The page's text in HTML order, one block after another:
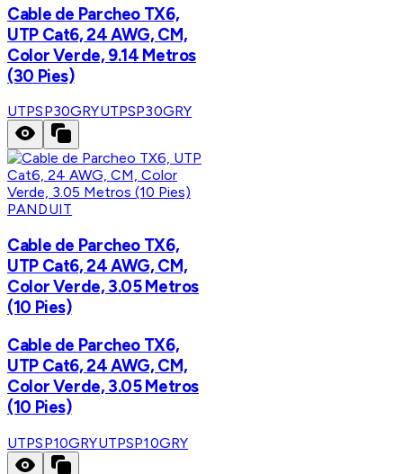
Cable de Parcheo TX6,
UTP Cat6, 24 AWG, CM,
Color Verde, 9.14 Metros
(30 Pies)
UTPSP30GRYUTPSP30GRY
PANDUIT
Cable de Parcheo TX6,
UTP Cat6, 24 AWG, CM,
Color Verde, 3.05 Metros
(10 Pies)
Cable de Parcheo TX6,
UTP Cat6, 24 AWG, CM,
Color Verde, 3.05 Metros
(10 Pies)
UTPSP10GRYUTPSP10GRY